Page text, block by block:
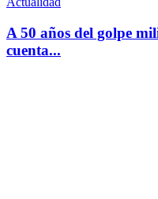
A 50 años del golpe
cuenta...